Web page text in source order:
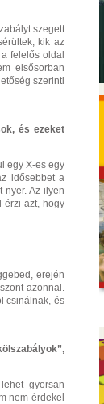
szegett
kik az
felelős oldal
elsősorban
szerinti
és ezeket
egy X-es egy
idősebbet a
nyer. Az ilyen
érzi azt, hogy
erején
azonnal.
csinálnak, és
gyorsan
nem érdekel